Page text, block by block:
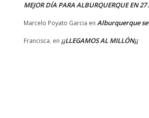
MEJOR DÍA PARA ALBURQUERQUE EN
Marcelo Poyato Garcia en Alburquerque
Francisca. en ¡¡LLEGAMOS AL MILLÓN¡¡